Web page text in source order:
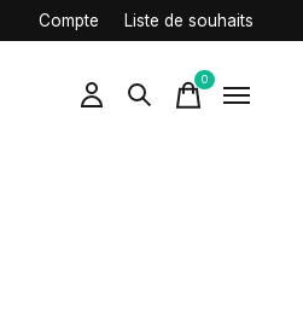
Compte Liste de souhaits
0items